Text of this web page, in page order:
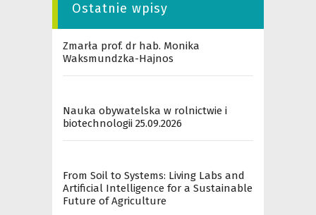
Ostatnie wpisy
Zmarła prof. dr hab. Monika
Waksmundzka-Hajnos
Nauka obywatelska w rolnictwie i
biotechnologii 25.09.2026
From Soil to Systems: Living Labs and
Artificial Intelligence for a Sustainable
Future of Agriculture